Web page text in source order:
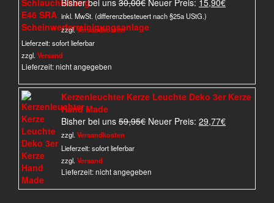
Bisher bei uns 30,00€
Preis
war:
Neuer Preis: 15,90€
inkl. MwSt. (differenzbesteuert nach §25a UStG.)
zzgl.Versandkosten
Lieferzeit:sofort lieferbar
zzgl. Versand
Lieferzeit: nicht angegeben
Kerzenleuchter Kerze Leuchte Deko 3er Kerze
Hand Made
Bisher bei uns 59,95€ Ursprünglicher
Neuer Preis: 29,77€Aktueller
zzgl. Versandkosten
Lieferzeit:sofort lieferbar
zzgl. Versand
Lieferzeit: nicht angegeben